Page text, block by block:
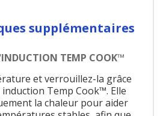
supplémentaires
TEMP COOK™
et verrouillez-la grâce
Temp Cook™. Elle
la chaleur pour aider